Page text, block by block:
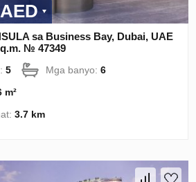
sa Business Bay, Dubai, UAE
№ 47349
5 Mga banyo:6
m²
3.7 km